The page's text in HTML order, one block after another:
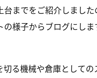
までをご紹介しました
様子からブログにしま
る機械や倉庫としての